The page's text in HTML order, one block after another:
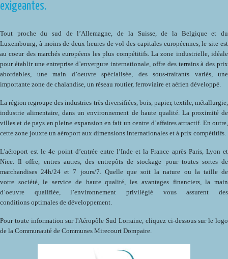
exigeantes.
Tout proche du sud de l’Allemagne, de la Suisse, de la Belgique et du
Luxembourg, à moins de deux heures de vol des capitales européennes, le site est
au coeur des marchés européens les plus compétitifs. La zone industrielle, idéale
pour établir une entreprise d’envergure internationale, offre des terrains à des prix
abordables, une main d’oeuvre spécialisée, des sous-traitants variés, une
importante zone de chalandise, un réseau routier, ferroviaire et aérien développé.
La région regroupe des industries très diversifiées, bois, papier, textile, métallurgie,
industrie alimentaire, dans un environnement de haute qualité. La proximité de
villes et de pays en pleine expansion en fait un centre d’affaires attractif. En outre,
cette zone jouxte un aéroport aux dimensions internationales et à prix compétitifs.
L'aéroport est le 4e point d’entrée entre l’Inde et la France après Paris, Lyon et
Nice. Il offre, entres autres, des entrepôts de stockage pour toutes sortes de
marchandises 24h/24 et 7 jours/7. Quelle que soit la nature ou la taille de
votre société, le service de haute qualité, les avantages financiers, la main
d’oeuvre qualifiée, l’environnement privilégié vous assurent des
conditions optimales de développement.
Pour toute information sur l'Aéropôle Sud Lorraine, cliquez ci-dessous sur le logo
de la Communauté de Communes Mirecourt Dompaire.